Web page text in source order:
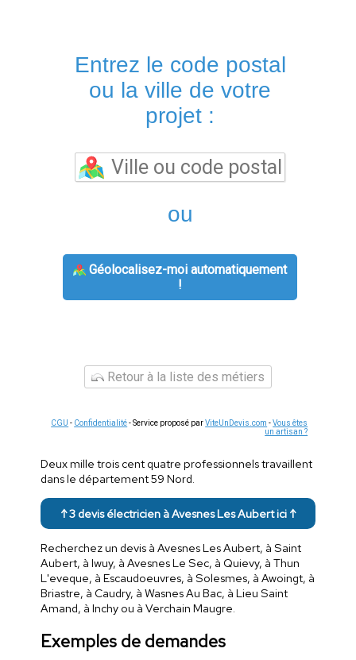
Entrez le code postal
ou la ville de votre
projet :
ou
Géolocalisez-moi automatiquement
!
Retour à la liste des métiers
CGU - Confidentialité- Service proposé parViteUnDevis.com -Vous êtes
un artisan ?
Deux mille trois cent quatre professionnels travaillent
dans le département 59 Nord.
↑ 3 devis électricien à Avesnes Les Aubert ici ↑
Recherchez un devis à Avesnes Les Aubert, à Saint
Aubert, à Iwuy, à Avesnes Le Sec, à Quievy, à Thun
L'eveque, à Escaudoeuvres, à Solesmes, à Awoingt, à
Briastre, à Caudry, à Wasnes Au Bac, à Lieu Saint
Amand, à Inchy ou à Verchain Maugre.
Exemples de demandes